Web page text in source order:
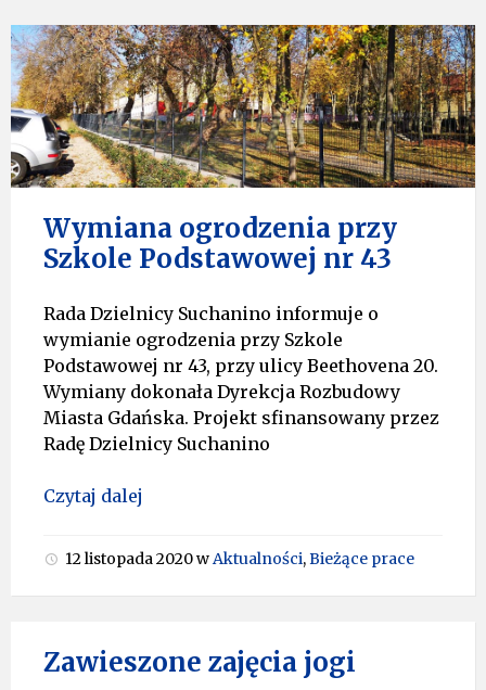
Wymiana ogrodzenia przy
Szkole Podstawowej nr 43
Rada Dzielnicy Suchanino informuje o
wymianie ogrodzenia przy Szkole
Podstawowej nr 43, przy ulicy Beethovena 20.
Wymiany dokonała Dyrekcja Rozbudowy
Miasta Gdańska. Projekt sfinansowany przez
Radę Dzielnicy Suchanino
Czytaj dalej
12 listopada 2020wAktualności,Bieżące prace
Zawieszone zajęcia jogi